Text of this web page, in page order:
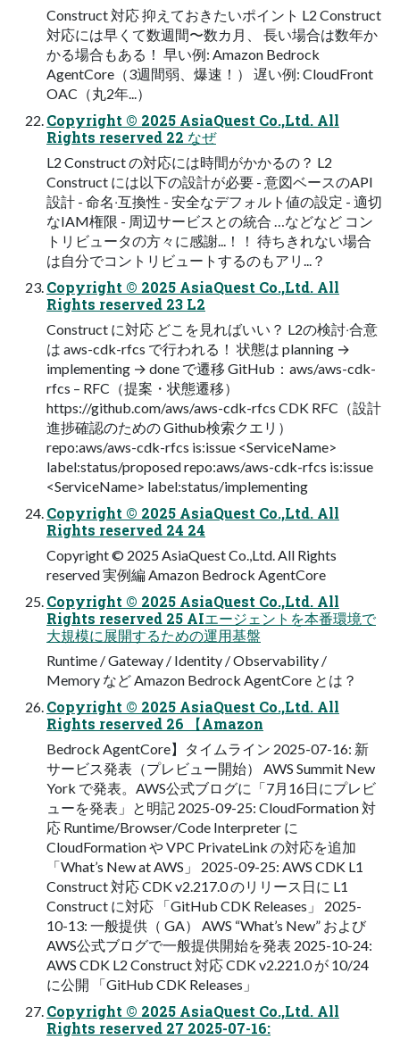
Construct 対応 抑えておきたいポイント L2 Construct
対応には早くて数週間〜数カ⽉、 ⻑い場合は数年か
かる場合もある！ 早い例: Amazon Bedrock
AgentCore（3週間弱、爆速！） 遅い例: CloudFront
OAC（丸2年...）
Copyright © 2025 AsiaQuest Co.,Ltd. All
Rights reserved 22 なぜ
L2 Construct の対応には時間がかかるの？ L2
Construct には以下の設計が必要 - 意図ベースのAPI
設計 - 命名‧互換性 - 安全なデフォルト値の設定 - 適切
なIAM権限 - 周辺サービスとの統合 …などなど コン
トリビュータの⽅々に感謝...！！ 待ちきれない場合
は⾃分でコントリビュートするのもアリ...？
Copyright © 2025 AsiaQuest Co.,Ltd. All
Rights reserved 23 L2
Construct に対応 どこを⾒ればいい？ L2の検討‧合意
は aws-cdk-rfcs で⾏われる！ 状態は planning →
implementing → done で遷移 GitHub：aws/aws-cdk-
rfcs – RFC（提案・状態遷移）
https://github.com/aws/aws-cdk-rfcs CDK RFC（設計
進捗確認のための Github検索クエリ）
repo:aws/aws-cdk-rfcs is:issue <ServiceName>
label:status/proposed repo:aws/aws-cdk-rfcs is:issue
<ServiceName> label:status/implementing
Copyright © 2025 AsiaQuest Co.,Ltd. All
Rights reserved 24 24
Copyright © 2025 AsiaQuest Co.,Ltd. All Rights
reserved 実例編 Amazon Bedrock AgentCore
Copyright © 2025 AsiaQuest Co.,Ltd. All
Rights reserved 25 AIエージェントを本番環境で
大規模に展開するための運用基盤
Runtime / Gateway / Identity / Observability /
Memory など Amazon Bedrock AgentCore とは？
Copyright © 2025 AsiaQuest Co.,Ltd. All
Rights reserved 26 【Amazon
Bedrock AgentCore】タイムライン 2025-07-16: 新
サービス発表（プレビュー開始） AWS Summit New
York で発表。AWS公式ブログに「7月16日にプレビ
ューを発表」と明記 2025-09-25: CloudFormation 対
応 Runtime/Browser/Code Interpreter に
CloudFormation や VPC PrivateLink の対応を追加
「What’s New at AWS」 2025-09-25: AWS CDK L1
Construct 対応 CDK v2.217.0 のリリース日に L1
Construct に対応 「GitHub CDK Releases」 2025-
10-13: 一般提供（ GA） AWS “What’s New” および
AWS公式ブログで一般提供開始を発表 2025-10-24:
AWS CDK L2 Construct 対応 CDK v2.221.0 が 10/24
に公開 「GitHub CDK Releases」
Copyright © 2025 AsiaQuest Co.,Ltd. All
Rights reserved 27 2025-07-16: